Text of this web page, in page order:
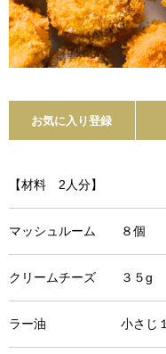
お気に入り登録
【材料 2人分】
マッシュルーム ８個
クリームチーズ ３５g
ラー油 小さじ１